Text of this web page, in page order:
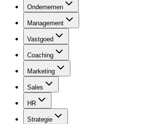
Ondernemen
Management
Vastgoed
Coaching
Marketing
Sales
HR
Strategie